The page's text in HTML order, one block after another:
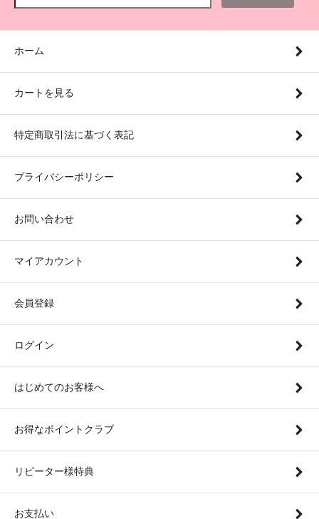
ホーム
カートを見る
特定商取引法に基づく表記
プライバシーポリシー
お問い合わせ
マイアカウント
会員登録
ログイン
はじめてのお客様へ
お得なポイントクラブ
リピーター様特典
お支払い